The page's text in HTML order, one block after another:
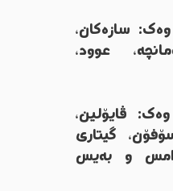
وەک: سازەکان،
عوود،
وەک: ڤایۆلین،
گیتاری
و بەیس